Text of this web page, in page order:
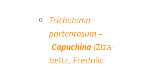
Tricholoma
portentosum –
Capuchina (Ziza-
beltz, Fredolic